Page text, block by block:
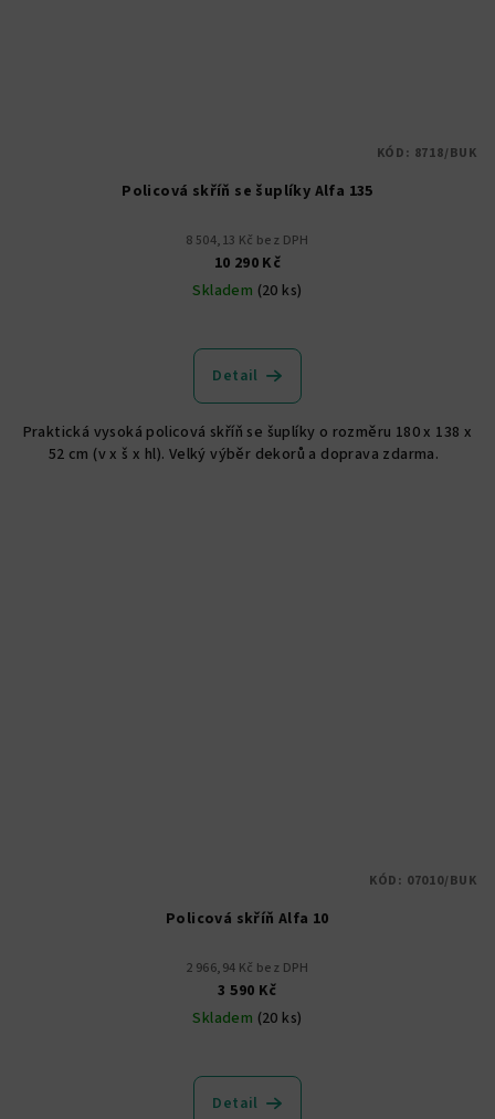
Policová skříň se šuplíky Alfa 135
8 504,13 Kč bez DPH
10 290 Kč
Skladem (20 ks)
Detail
Praktická vysoká policová skříň se šuplíky o rozměru 180 x 138 x
52 cm (v x š x hl). Velký výběr dekorů a doprava zdarma.
KÓD: 8718/BUK
Policová skříň Alfa 10
2 966,94 Kč bez DPH
3 590 Kč
Skladem (20 ks)
hodnocení
produktu
Detail
KÓD: 07010/BUK